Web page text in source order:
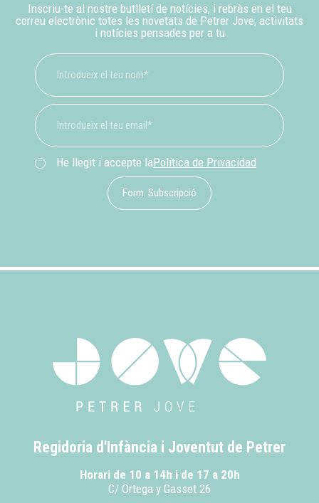
Inscriu-te al nostre butlletí de notícies, i rebràs en el teu
correu electrònic totes les novetats de Petrer Jove, activitats
i notícies pensades per a tu
He llegit i accepte laPolítica de Privacidad
Form. Subscripció
Regidoria d'Infància i Joventut de Petrer
Horari de 10 a 14h i de 17 a 20h
C/ Ortega y Gasset 26